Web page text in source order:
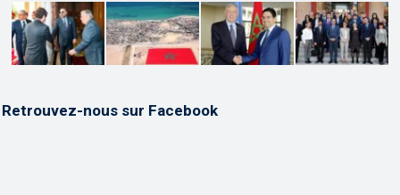
Retrouvez-nous sur Facebook